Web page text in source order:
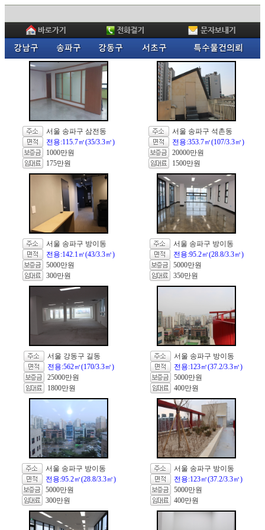
서울 송파구 삼전동
전용:115.7㎡(35/3.3㎡)
1000만원
175만원
서울 송파구 석촌동
전용:353.7㎡(107/3.3㎡)
20000만원
1500만원
서울 송파구 방이동
전용:142.1㎡(43/3.3㎡)
5000만원
300만원
서울 송파구 방이동
전용:95.2㎡(28.8/3.3㎡)
5000만원
350만원
서울 강동구 길동
전용:562㎡(170/3.3㎡)
25000만원
1800만원
서울 송파구 방이동
전용:123㎡(37.2/3.3㎡)
5000만원
400만원
서울 송파구 방이동
전용:95.2㎡(28.8/3.3㎡)
5000만원
300만원
서울 송파구 방이동
전용:123㎡(37.2/3.3㎡)
5000만원
400만원